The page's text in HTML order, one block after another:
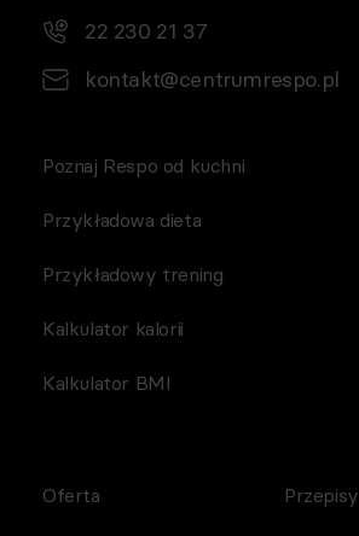
22 230 21 37
kontakt@centrumrespo.pl
Poznaj Respo od kuchni
Przykładowa dieta
Przykładowy trening
Kalkulator kalorii
Kalkulator BMI
Oferta Przepisy